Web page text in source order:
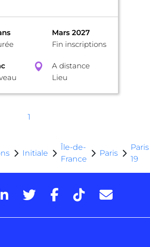
Mars 2027
Fin inscriptions
A distance
Lieu
1
Initiale
Île-de-
France
Paris
Paris
19